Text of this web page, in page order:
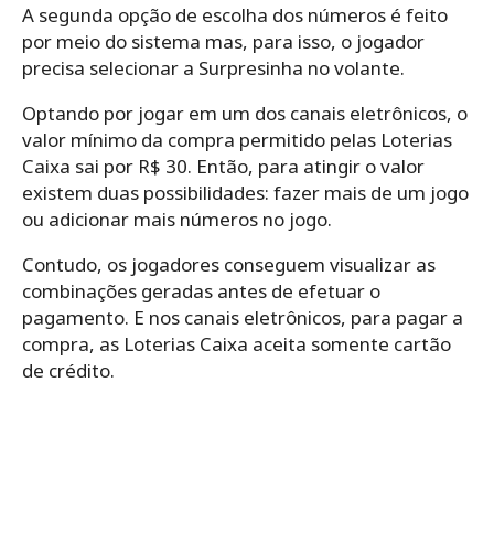
A segunda opção de escolha dos números é feito
por meio do sistema mas, para isso, o jogador
precisa selecionar a Surpresinha no volante.
Optando por jogar em um dos canais eletrônicos, o
valor mínimo da compra permitido pelas Loterias
Caixa sai por R$ 30. Então, para atingir o valor
existem duas possibilidades: fazer mais de um jogo
ou adicionar mais números no jogo.
Contudo, os jogadores conseguem visualizar as
combinações geradas antes de efetuar o
pagamento. E nos canais eletrônicos, para pagar a
compra, as Loterias Caixa aceita somente cartão
de crédito.